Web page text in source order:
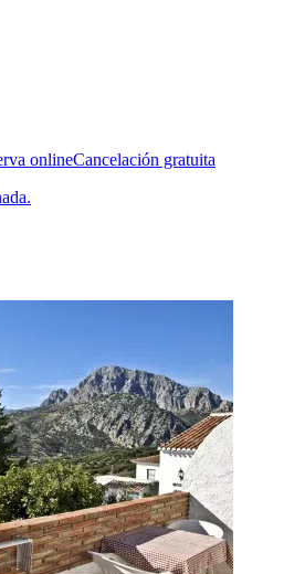
onlineCancelación gratuita